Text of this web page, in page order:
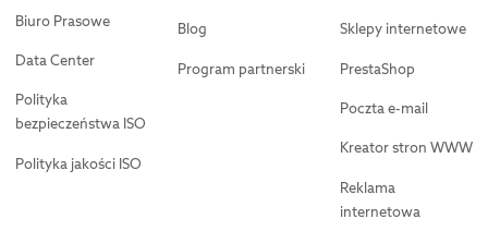
Biuro Prasowe
Data Center
Polityka
bezpieczeństwa ISO
Polityka jakości ISO
Blog
Program partnerski
Sklepy internetowe
PrestaShop
Poczta e-mail
Kreator stron WWW
Reklama
internetowa